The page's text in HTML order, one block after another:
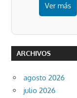
Ver más
ARCHIVOS
agosto 2026
julio 2026